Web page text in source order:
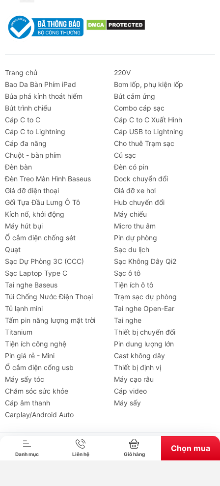
Tai nghe Máy chiếu Cho thuê
Danh mục Liên hệ Giỏ hàng
Chọn mua
Trang chủ
220V
Bao Da Bàn Phím iPad
Bơm lốp, phụ kiện lốp
Búa phá kính thoát hiểm
Bút cảm ứng
Bút trình chiếu
Combo cáp sạc
Cáp C to C
Cáp C to C Xuất Hình
Cáp C to Lightning
Cáp USB to Lightning
Cáp đa năng
Cho thuê Trạm sạc
Chuột - bàn phím
Củ sạc
Đèn bàn
Đèn có pin
Đèn Treo Màn Hình Baseus
Dock chuyển đổi
Giá đỡ điện thoại
Giá đỡ xe hơi
Gối Tựa Đầu Lưng Ô Tô
Hub chuyển đổi
Kích nổ, khởi động
Máy chiếu
Máy hút bụi
Micro thu âm
Ổ cắm điện chống sét
Pin dự phòng
Quạt
Sạc du lịch
Sạc Dự Phòng 3C (CCC)
Sạc Không Dây Qi2
Sạc Laptop Type C
Sạc ô tô
Tai nghe Baseus
Tiện ích ô tô
Túi Chống Nước Điện Thoại
Trạm sạc dự phòng
Tủ lạnh mini
Tai nghe Open-Ear
Tấm pin năng lượng mặt trời
Tai nghe
Titanium
Thiết bị chuyển đổi
Tiện ích công nghệ
Pin dung lượng lớn
Pin giá rẻ - Mini
Cast không dây
Ổ cắm điện cổng usb
Thiết bị định vị
Máy sấy tóc
Máy cạo râu
Chăm sóc sức khỏe
Cáp video
Cáp âm thanh
Máy sấy
Carplay/Android Auto
Bản quyền thuộc về chube.vn. Cung cấp bởi Sapo.